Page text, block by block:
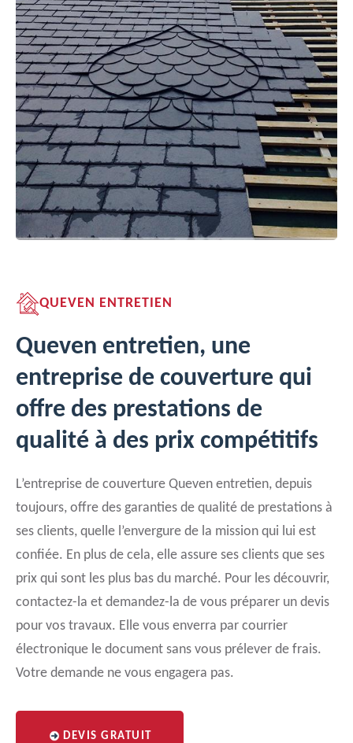
QUEVEN ENTRETIEN
Queven entretien, une
entreprise de couverture qui
offre des prestations de
qualité à des prix compétitifs
L’entreprise de couverture Queven entretien, depuis
toujours, offre des garanties de qualité de prestations à
ses clients, quelle l’envergure de la mission qui lui est
confiée. En plus de cela, elle assure ses clients que ses
prix qui sont les plus bas du marché. Pour les découvrir,
contactez-la et demandez-la de vous préparer un devis
pour vos travaux. Elle vous enverra par courrier
électronique le document sans vous prélever de frais.
Votre demande ne vous engagera pas.
DEVIS GRATUIT